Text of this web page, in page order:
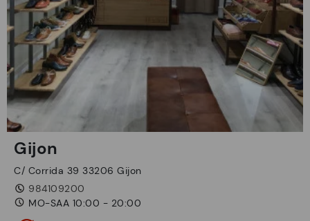
Gijon
C/ Corrida 39 33206 Gijon
984109200
MO-SAA 10:00 - 20:00